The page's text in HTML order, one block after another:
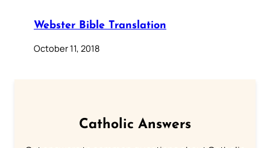
Webster Bible Translation
October 11, 2018
Catholic Answers